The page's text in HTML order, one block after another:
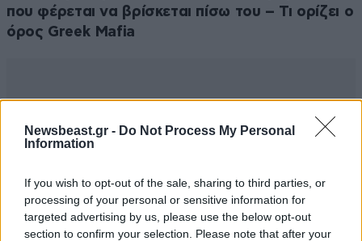
Newsbeast.gr - Do Not Process My Personal
Information
If you wish to opt-out of the sale, sharing to third parties, or
processing of your personal or sensitive information for
targeted advertising by us, please use the below opt-out
section to confirm your selection. Please note that after your
που φέρεται να βρίσκεται πίσω του – Τι ορίζει ο
όρος Greek Mafia